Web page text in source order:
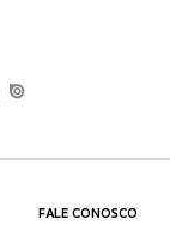
FALE CONOSCO